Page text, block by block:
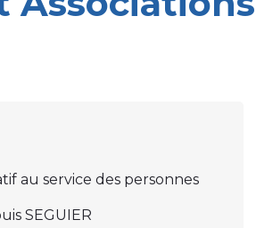
au service des personnes
SEGUIER